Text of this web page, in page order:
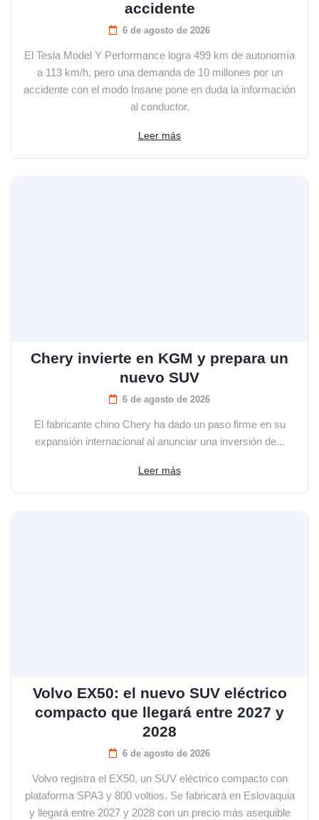
accidente
6 de agosto de 2026
El Tesla Model Y Performance logra 499 km de autonomía
a 113 km/h, pero una demanda de 10 millones por un
accidente con el modo Insane pone en duda la información
al conductor.
Leer más
Chery invierte en KGM y prepara un
nuevo SUV
6 de agosto de 2026
El fabricante chino Chery ha dado un paso firme en su
expansión internacional al anunciar una inversión de...
Leer más
Volvo EX50: el nuevo SUV eléctrico
compacto que llegará entre 2027 y
2028
6 de agosto de 2026
Volvo registra el EX50, un SUV eléctrico compacto con
plataforma SPA3 y 800 voltios. Se fabricará en Eslovaquia
y llegará entre 2027 y 2028 con un precio más asequible